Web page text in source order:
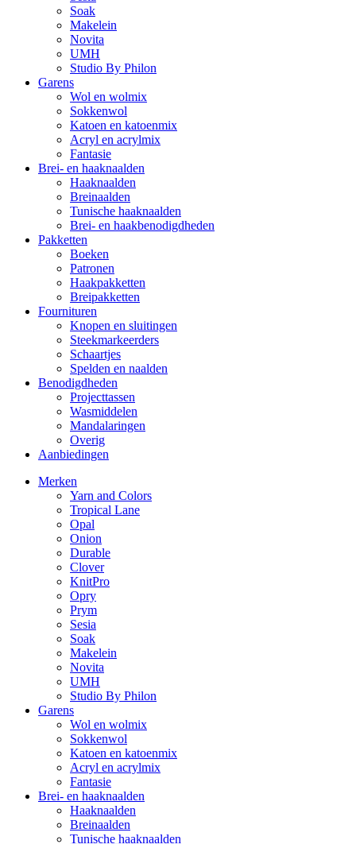
Soak
Makelein
Novita
UMH
Studio By Philon
Garens
Wol en wolmix
Sokkenwol
Katoen en katoenmix
Acryl en acrylmix
Fantasie
Brei- en haaknaalden
Haaknaalden
Breinaalden
Tunische haaknaalden
Brei- en haakbenodigdheden
Pakketten
Boeken
Patronen
Haakpakketten
Breipakketten
Fournituren
Knopen en sluitingen
Steekmarkeerders
Schaartjes
Spelden en naalden
Benodigdheden
Projecttassen
Wasmiddelen
Mandalaringen
Overig
Aanbiedingen
Merken
Yarn and Colors
Tropical Lane
Opal
Onion
Durable
Clover
KnitPro
Opry
Prym
Sesia
Soak
Makelein
Novita
UMH
Studio By Philon
Garens
Wol en wolmix
Sokkenwol
Katoen en katoenmix
Acryl en acrylmix
Fantasie
Brei- en haaknaalden
Haaknaalden
Breinaalden
Tunische haaknaalden